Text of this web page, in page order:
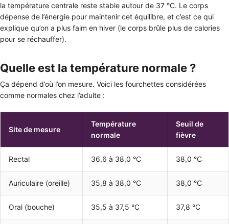
la température centrale reste stable autour de 37 °C. Le corps
dépense de l’énergie pour maintenir cet équilibre, et c’est ce qui
explique qu’on a plus faim en hiver (le corps brûle plus de calories
pour se réchauffer).
Quelle est la température normale ?
Ça dépend d’où l’on mesure. Voici les fourchettes considérées
comme normales chez l’adulte :
Site de mesure
Température
normale
Seuil de
fièvre
Rectal 36,6 à 38,0 °C 38,0 °C
Auriculaire (oreille) 35,8 à 38,0 °C 38,0 °C
Oral (bouche) 35,5 à 37,5 °C 37,8 °C